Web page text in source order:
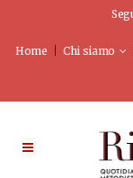
Home Chi siamo